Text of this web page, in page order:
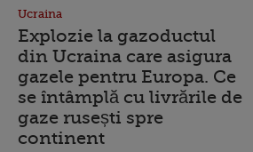
Ucraina
Explozie la gazoductul
din Ucraina care asigura
gazele pentru Europa. Ce
se întâmplă cu livrările de
gaze rusești spre
continent